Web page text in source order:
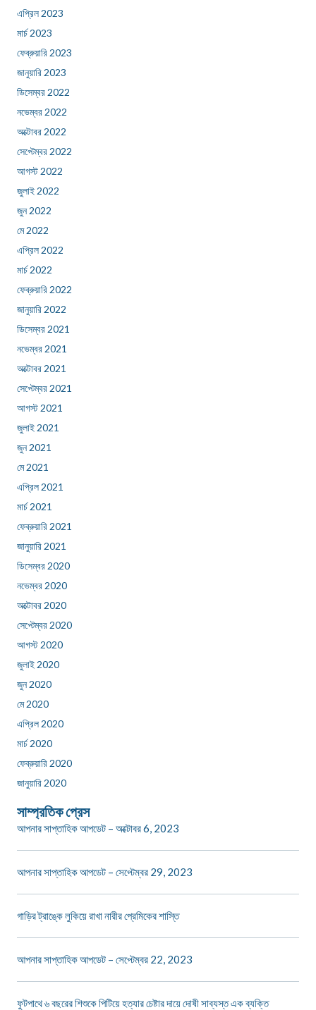
এপ্রিল 2023
মার্চ 2023
ফেব্রুয়ারি 2023
জানুয়ারি 2023
ডিসেম্বর 2022
নভেম্বর 2022
অক্টোবর 2022
সেপ্টেম্বর 2022
আগস্ট 2022
জুলাই 2022
জুন 2022
মে 2022
এপ্রিল 2022
মার্চ 2022
ফেব্রুয়ারি 2022
জানুয়ারি 2022
ডিসেম্বর 2021
নভেম্বর 2021
অক্টোবর 2021
সেপ্টেম্বর 2021
আগস্ট 2021
জুলাই 2021
জুন 2021
মে 2021
এপ্রিল 2021
মার্চ 2021
ফেব্রুয়ারি 2021
জানুয়ারি 2021
ডিসেম্বর 2020
নভেম্বর 2020
অক্টোবর 2020
সেপ্টেম্বর 2020
আগস্ট 2020
জুলাই 2020
জুন 2020
মে 2020
এপ্রিল 2020
মার্চ 2020
ফেব্রুয়ারি 2020
জানুয়ারি 2020
সাম্প্রতিক প্রেস
আপনার সাপ্তাহিক আপডেট – অক্টোবর 6, 2023
আপনার সাপ্তাহিক আপডেট – সেপ্টেম্বর 29, 2023
গাড়ির ট্রাঙ্কে লুকিয়ে রাখা নারীর প্রেমিকের শাস্তি
আপনার সাপ্তাহিক আপডেট – সেপ্টেম্বর 22, 2023
ফুটপাথে ৬ বছরের শিশুকে পিটিয়ে হত্যার চেষ্টার দায়ে দোষী সাব্যস্ত এক ব্যক্তি